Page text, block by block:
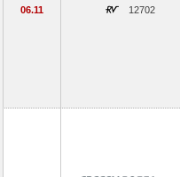
06.11 12702